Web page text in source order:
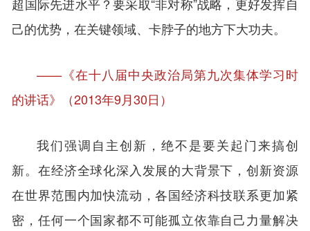
己的优势，在关键领域、卡脖子的地方下大功夫。
——《在十八届中央政治局第九次集体学习时
的讲话》（2013年9月30日）
我们强调自主创新，绝不是要关起门来搞创
新。在经济全球化深入发展的大背景下，创新资源
在世界范围内加快流动，各国经济科技联系更加紧
密，任何一个国家都不可能孤立依靠自己力量解决